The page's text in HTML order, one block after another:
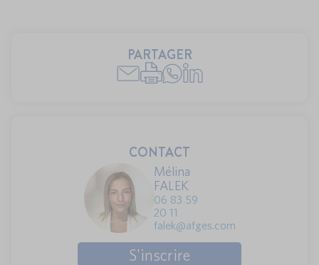
PARTAGER
CONTACT
Mélina
FALEK
06 83 59
20 11
falek@afges.com
S'inscrire